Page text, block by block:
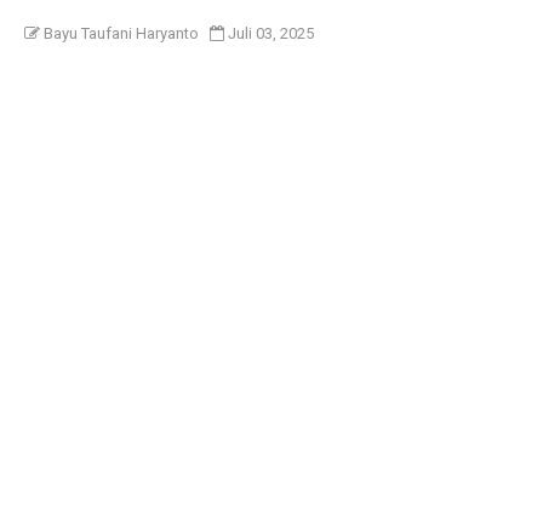
Bayu Taufani Haryanto Juli 03, 2025